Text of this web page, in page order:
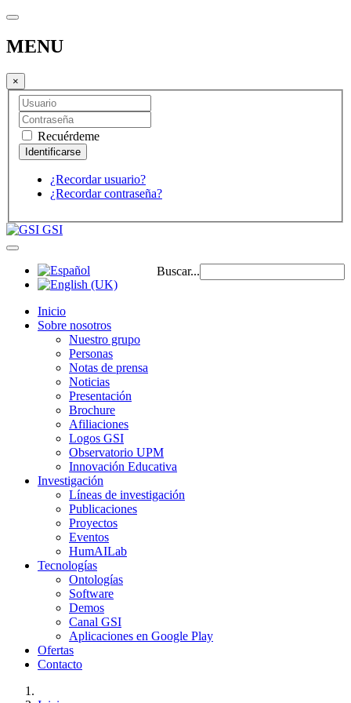
MENU
×
Recuérdeme
¿Recordar usuario?
¿Recordar contraseña?
GSI
Buscar...
Inicio
Sobre nosotros
Nuestro grupo
Personas
Notas de prensa
Noticias
Presentación
Brochure
Afiliaciones
Logos GSI
Observatorio UPM
Innovación Educativa
Investigación
Líneas de investigación
Publicaciones
Proyectos
Eventos
HumAILab
Tecnologías
Ontologías
Software
Demos
Canal GSI
Aplicaciones en Google Play
Ofertas
Contacto